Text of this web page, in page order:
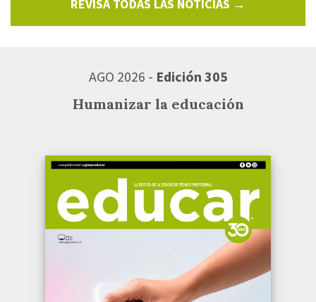
REVISA TODAS LAS NOTICIAS →
AGO 2026 - Edición 305
Humanizar la educación